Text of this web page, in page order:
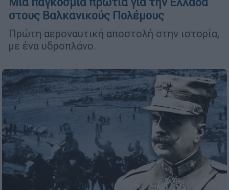
στους Βαλκανικούς Πολέμους
Πρώτη αεροναυτική αποστολή στην ιστορία,
με ένα υδροπλάνο.